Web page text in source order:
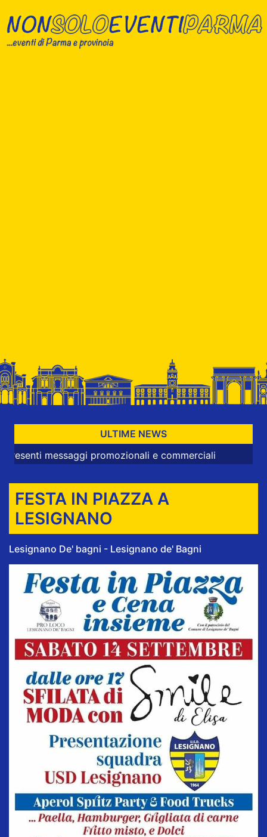
ULTIME NEWS
messaggi promozionali e commerciali
FESTA IN PIAZZA A
LESIGNANO
Lesignano De' bagni - Lesignano de' Bagni